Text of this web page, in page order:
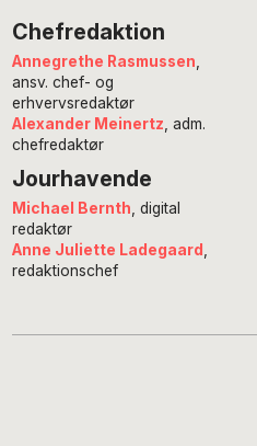
Chefredaktion
Annegrethe Rasmussen,
ansv. chef- og
erhvervsredaktør
Alexander Meinertz, adm.
chefredaktør
Jourhavende
Michael Bernth , digital
redaktør
Anne Juliette Ladegaard
redaktionschef